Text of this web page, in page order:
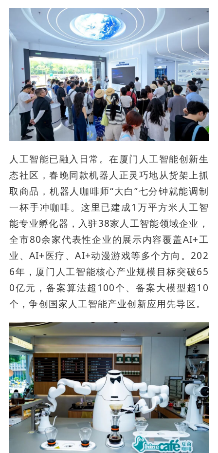
人工智能已融入日常。在厦门人工智能创新生
态社区，春晚同款机器人正灵巧地从货架上抓
取商品，机器人咖啡师“大白”七分钟就能调制
一杯手冲咖啡。这里已建成1万平方米人工智
能专业孵化器，入驻38家人工智能领域企业，
全市80余家代表性企业的展示内容覆盖AI+工
业、AI+医疗、AI+动漫游戏等多个方向。202
6年，厦门人工智能核心产业规模目标突破65
0亿元，备案算法超100个、备案大模型超10
个，争创国家人工智能产业创新应用先导区。